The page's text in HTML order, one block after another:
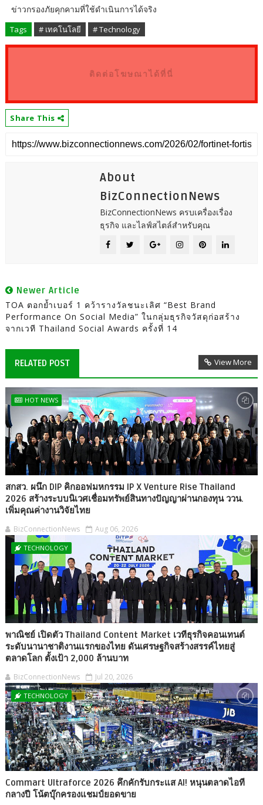
ข่าวกรองภัยคุกคามที่ใช้ดำเนินการได้จริง
Tags # เทคโนโลยี # Technology
ติดต่อโฆษณาได้ที่นี่
Share This
About
BizConnectionNews
BizConnectionNews ครบเครื่องเรื่อง
ธุรกิจ และไลฟ์สไตล์สำหรับคุณ
Newer Article
TOA ตอกย้ำเบอร์ 1 คว้ารางวัลชนะเลิศ “Best Brand
Performance On Social Media” ในกลุ่มธุรกิจวัสดุก่อสร้าง
จากเวที Thailand Social Awards ครั้งที่ 14
RELATED POST View More
HOT NEWS
สกสว. ผนึก DIP คิกออฟมหกรรม IP X Venture Rise Thailand
2026 สร้างระบบนิเวศเชื่อมทรัพย์สินทางปัญญาผ่านกองทุน ววน.
เพิ่มคุณค่างานวิจัยไทย
BizConnectionNews Aug 06, 2026
TECHNOLOGY
พาณิชย์ เปิดตัว Thailand Content Market เวทีธุรกิจคอนเทนต์
ระดับนานาชาติงานแรกของไทย ดันเศรษฐกิจสร้างสรรค์ไทยสู่
ตลาดโลก ตั้งเป้า 2,000 ล้านบาท
BizConnectionNews Jul 20, 2026
TECHNOLOGY
Commart Ultraforce 2026 คึกคักรับกระแส AI! หนุนตลาดไอที
กลางปี โน้ตบุ๊กครองแชมป์ยอดขาย